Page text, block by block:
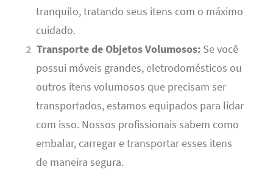
tranquilo, tratando seus itens com o máximo
cuidado.
Transporte de Objetos Volumosos: Se você
possui móveis grandes, eletrodomésticos ou
outros itens volumosos que precisam ser
transportados, estamos equipados para lidar
com isso. Nossos profissionais sabem como
embalar, carregar e transportar esses itens
de maneira segura.